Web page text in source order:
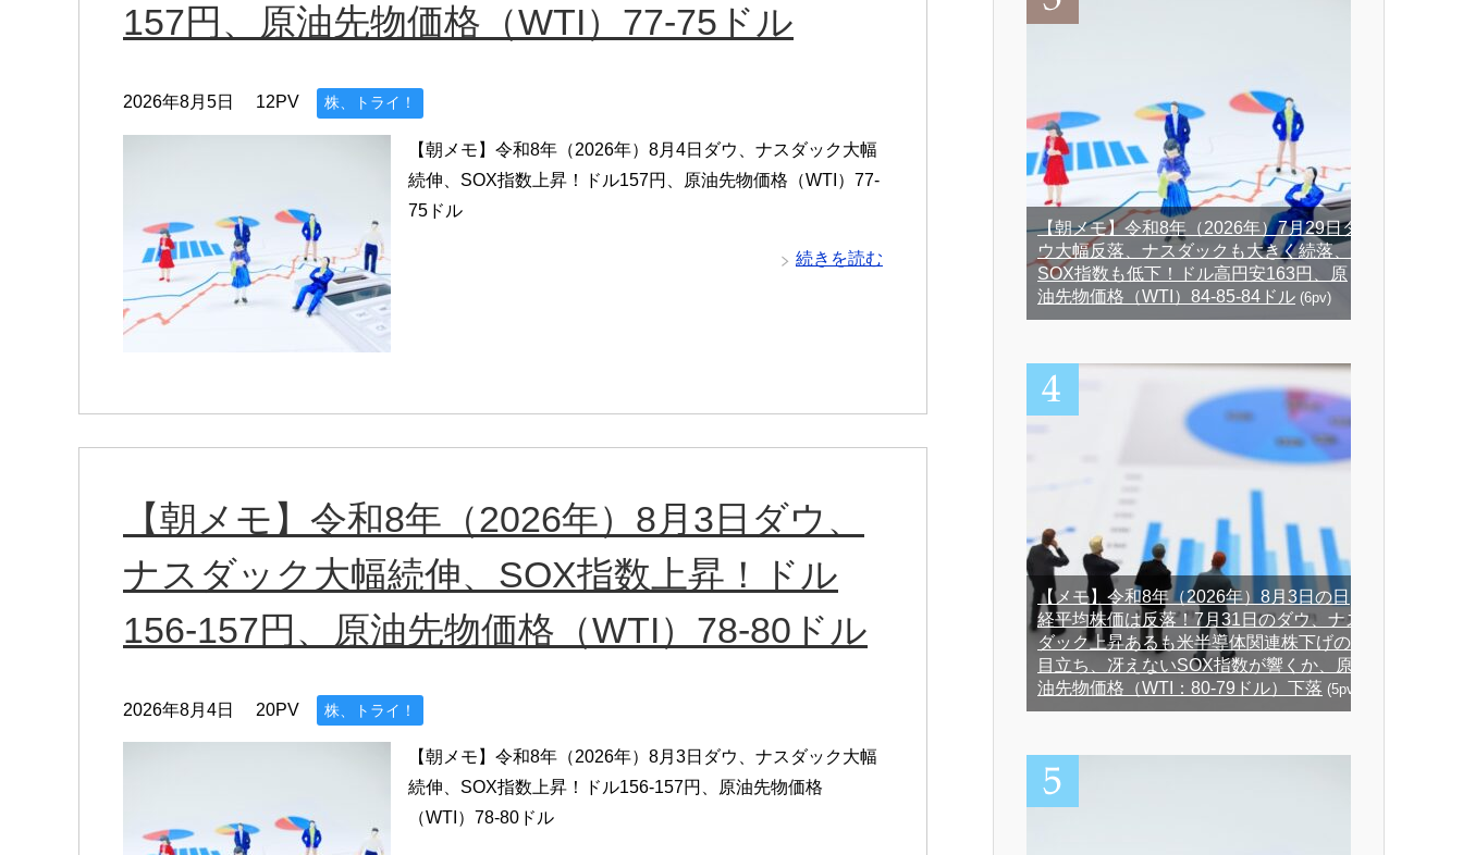
157円、原油先物価格（WTI）77-75ドル
2026年8月5日 12PV 株、トライ！
【朝メモ】令和8年（2026年）8月4日ダウ、ナスダック大幅
続伸、SOX指数上昇！ドル157円、原油先物価格（WTI）77-
75ドル
続きを読む
【朝メモ】令和8年（2026年）8月3日ダウ、
ナスダック大幅続伸、SOX指数上昇！ドル
156-157円、原油先物価格（WTI）78-80ドル
2026年8月4日 20PV 株、トライ！
【朝メモ】令和8年（2026年）8月3日ダウ、ナスダック大幅
続伸、SOX指数上昇！ドル156-157円、原油先物価格
（WTI）78-80ドル
【朝メモ】令和8年（2026年）7月29日ダ
ウ大幅反落、ナスダックも大きく続落、
SOX指数も低下！ドル高円安163円、原
油先物価格（WTI）84-85-84ドル (6pv)
【メモ】令和8年（2026年）8月3日の日
経平均株価は反落！7月31日のダウ、ナス
ダック上昇あるも米半導体関連株下げの
目立ち、冴えないSOX指数が響くか、原
油先物価格（WTI：80-79ドル）下落 (5pv)